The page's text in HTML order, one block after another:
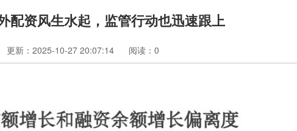
配资风生水起，监管行动也迅速跟上
更新：2025-10-27 20:07:14 阅读： 0